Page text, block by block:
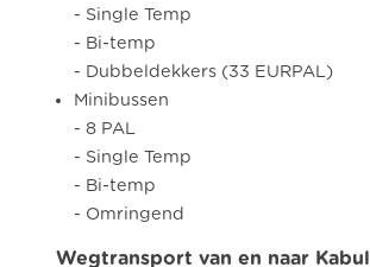
- Single Temp
- Bi-temp
- Dubbeldekkers (33 EURPAL)
Minibussen
- 8 PAL
- Single Temp
- Bi-temp
- Omringend
Wegtransport van en naar Kabul